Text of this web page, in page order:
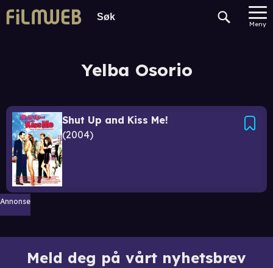
Meny
Yelba Osorio
Shut Up and Kiss Me!
2004
Annonse
Meld deg på vårt nyhetsbrev